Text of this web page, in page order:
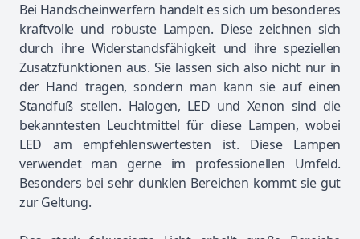
Bei Handscheinwerfern handelt es sich um besonderes
kraftvolle und robuste Lampen. Diese zeichnen sich
durch ihre Widerstandsfähigkeit und ihre speziellen
Zusatzfunktionen aus. Sie lassen sich also nicht nur in
der Hand tragen, sondern man kann sie auf einen
Standfuß stellen. Halogen, LED und Xenon sind die
bekanntesten Leuchtmittel für diese Lampen, wobei
LED am empfehlenswertesten ist. Diese Lampen
verwendet man gerne im professionellen Umfeld.
Besonders bei sehr dunklen Bereichen kommt sie gut
zur Geltung.